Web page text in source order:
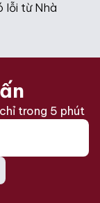
lỗi từ Nhà
trong 5 phút